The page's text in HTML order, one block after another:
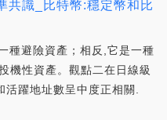
共識_比特幣:穩定幣和比
種避險資產；相反,它是一種
機性資產。觀點二在日線級
躍地址數呈中度正相關.